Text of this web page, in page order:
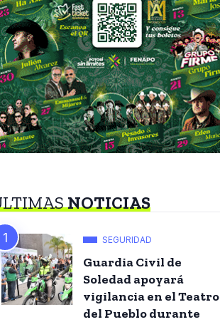
NOTICIAS
SEGURIDAD
Guardia Civil de
Soledad apoyará
vigilancia en el Teatro
del Pueblo durante